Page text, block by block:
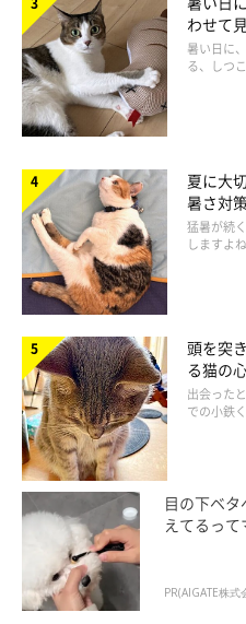
ねこのきもち投稿写真ギャラリー
猫はどんなことに不満を感じ
十分に食事ができていない
新鮮な水を好きなときに好
気に入ったトイレで落ち着い
生活環境がうるさくて眠れない
寒すぎる・暑すぎる
体の具合が悪かったり痛い箇
わせて
暑い日に
る、しつ
夏に大
暑さ対
工夫
猛暑が続
しますよ
頭を突
る猫の
出会った
での小鉄
目の下ベ
えてるって
PR(AIGATE株式